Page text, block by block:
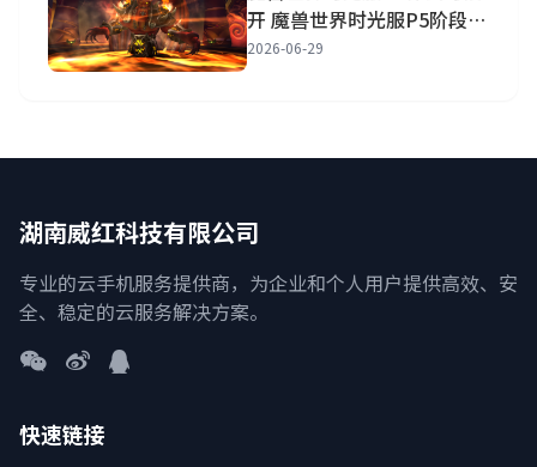
开 魔兽世界时光服P5阶段开
放时间一览
2026-06-29
湖南威红科技有限公司
专业的云手机服务提供商，为企业和个人用户提供高效、安
全、稳定的云服务解决方案。
快速链接